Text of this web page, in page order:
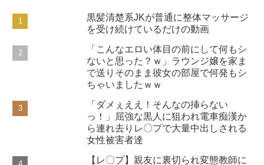
黒髪清楚系JKが普通に整体マッサージ
を受け続けているだけの動画
「こんなエロい体目の前にして何もシ
ないと思った？ｗ」ラウンジ嬢を家ま
で送りそのまま彼女の部屋で何発もシ
ちゃいましたｗｗ
「ダメぇええ！そんなの挿らない
っ！」屈強な黒人に狙われ電車痴漢か
ら連れ去りレ〇プで大量中出しされる
女性被害者達
【レ〇プ】親友に裏切られ変態教師に